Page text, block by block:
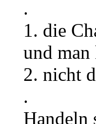
.
1. die
und man
2. nicht
.
Handeln